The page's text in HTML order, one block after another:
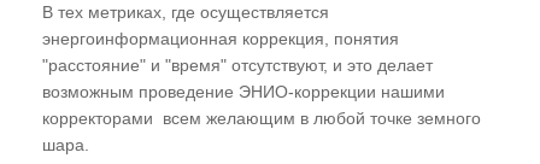
В тех метриках, где осуществляется
энергоинформационная коррекция, понятия
"расстояние" и "время" отсутствуют, и это делает
возможным проведение ЭНИО-коррекции нашими
корректорами всем желающим в любой точке земного
шара.